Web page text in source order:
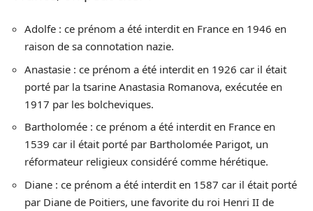
Adolfe : ce prénom a été interdit en France en 1946 en
raison de sa connotation nazie.
Anastasie : ce prénom a été interdit en 1926 car il était
porté par la tsarine Anastasia Romanova, exécutée en
1917 par les bolcheviques.
Bartholomée : ce prénom a été interdit en France en
1539 car il était porté par Bartholomée Parigot, un
réformateur religieux considéré comme hérétique.
Diane : ce prénom a été interdit en 1587 car il était porté
par Diane de Poitiers, une favorite du roi Henri II de